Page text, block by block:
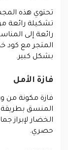
تحتوي هذه
تشكيلة رائعة
رائعة إلى
المتجر مع
بشكل كبير.
فازة الأمل
فازة مكونة من
المنسق بطريقة
الخضار لإبراز
حصري.